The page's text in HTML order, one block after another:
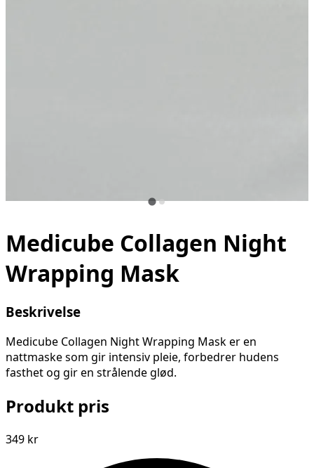
Medicube Collagen Night
Wrapping Mask
Beskrivelse
Medicube Collagen Night Wrapping Mask er en
nattmaske som gir intensiv pleie, forbedrer hudens
fasthet og gir en strålende glød.
Produkt pris
349 kr